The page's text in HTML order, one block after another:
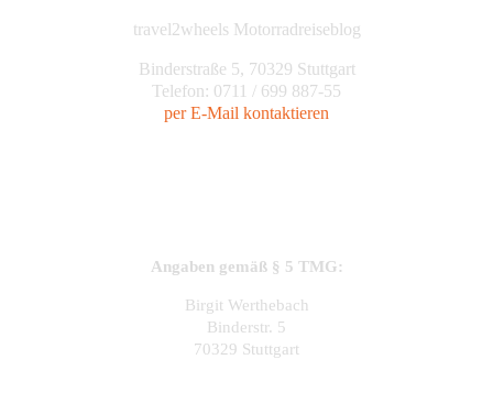
travel2wheels Motorradreiseblog
Binderstraße 5, 70329 Stuttgart
Telefon: 0711 / 699 887-55
per E-Mail kontaktieren
Angaben gemäß § 5 TMG:
Birgit Werthebach
Binderstr. 5
70329 Stuttgart